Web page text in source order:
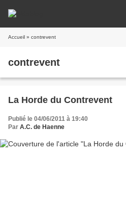
Accueil » contrevent
contrevent
La Horde du Contrevent
Publié le 04/06/2011 à 19:40
Par A.C. de Haenne